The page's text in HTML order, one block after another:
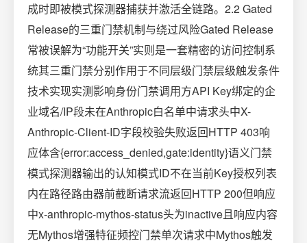
成时即被模式探测器捕获并激活全链路。2.2 Gated
Release的三重门禁机制与绕过风险Gated Release
常被误解为“功能开关”实则是一套精密的访问控制系
统其三重门禁分别作用于不同层级门禁层级触发条件
技术实现实测影响身份门禁调用方API Key绑定的企
业域名/IP段未在Anthropic白名单中请求头中X-
Anthropic-Client-ID字段校验失败返回HTTP 403响
应体含{error:access_denied,gate:identity}语义门禁
模式探测器输出的认知模式ID不在当前Key授权列表
内在路径路由器前截断请求流返回HTTP 200但响应
中x-anthropic-mythos-status头为inactive且响应内容
无Mythos增强特征频控门禁单次请求中Mythos触发